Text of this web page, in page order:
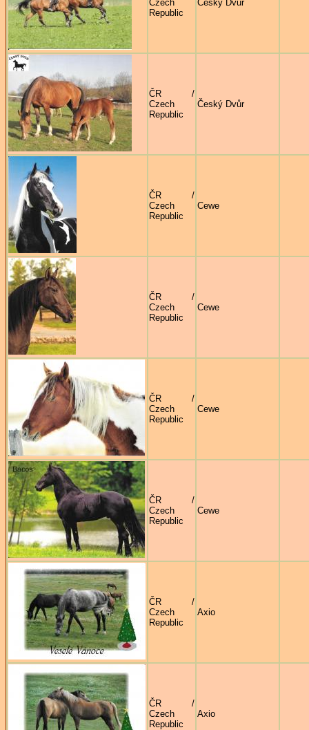
Czech
Republic
Český Dvůr
ČR /
Czech
Republic
Český Dvůr
ČR /
Czech
Republic
Cewe
ČR /
Czech
Republic
Cewe
ČR /
Czech
Republic
Cewe
ČR /
Czech
Republic
Cewe
ČR /
Czech
Republic
Axio
ČR /
Czech
Republic
Axio